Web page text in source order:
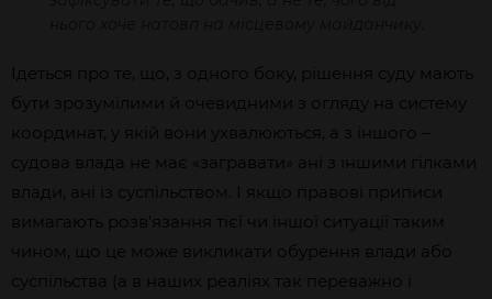
Ідеться про те, що, з одного боку, рішення суду мають
бути зрозумілими й очевидними з огляду на систему
координат, у якій вони ухвалюються, а з іншого –
судова влада не має «загравати» ані з іншими гілками
влади, ані із суспільством. І якщо правові приписи
вимагають розв’язання тієї чи іншої ситуації таким
чином, що це може викликати обурення влади або
суспільства (а в наших реаліях так переважно і